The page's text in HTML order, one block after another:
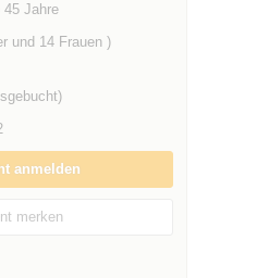
45 Jahre
und 14 Frauen )
anmelden
merken